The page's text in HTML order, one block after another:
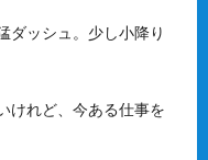
ダッシュ。少し小降り
けれど、今ある仕事を